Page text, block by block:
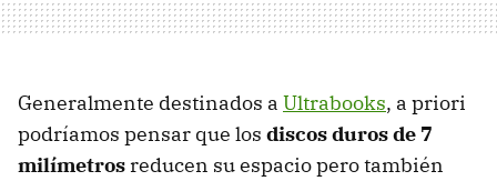
Generalmente destinados a Ultrabooks, a priori
podríamos pensar que los discos duros de 7
milímetros reducen su espacio pero también